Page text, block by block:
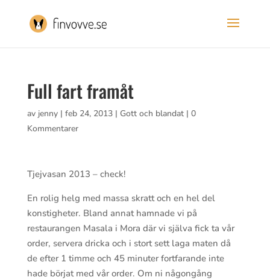
Full fart framåt
av jenny| feb 24, 2013| Gott och blandat| 0
Kommentarer
Tjejvasan 2013 – check!
En rolig helg med massa skratt och en hel del
konstigheter. Bland annat hamnade vi på
restaurangen Masala i Mora där vi själva fick ta vår
order, servera dricka och i stort sett laga maten då
de efter 1 timme och 45 minuter fortfarande inte
hade börjat med vår order. Om ni någongång